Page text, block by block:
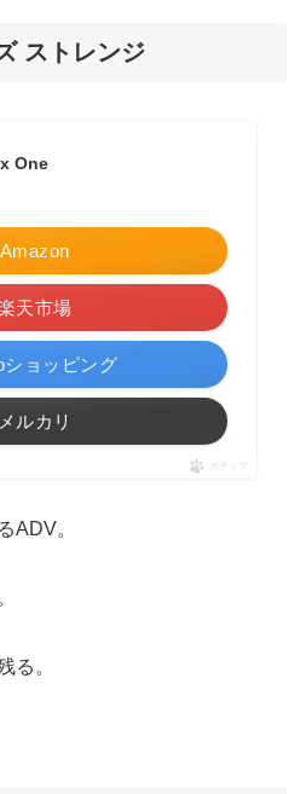
ストレンジ
One
Amazon
天市場
ショッピング
メルカリ
ポチップ
ADV。
る。